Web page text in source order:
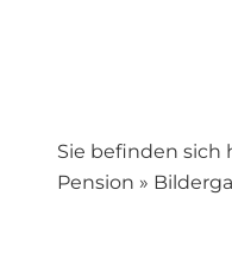
Sie befinden sich
Pension »